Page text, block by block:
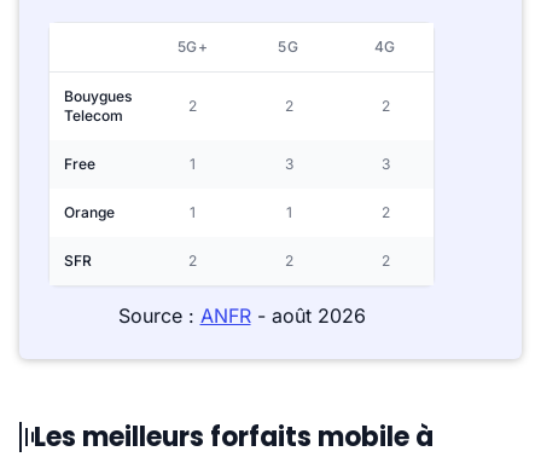
5G+ 5G 4G
Bouygues
Telecom
2 2 2
Free 1 3 3
Orange 1 1 2
SFR 2 2 2
Source : ANFR- août 2026
Les meilleurs forfaits mobile à